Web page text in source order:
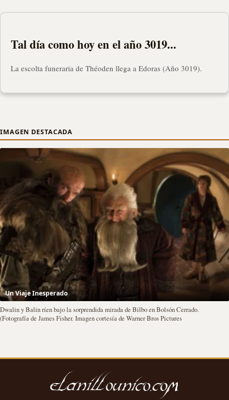
Tal día como hoy en el año 3019...
La escolta funeraria de Théoden llega a Edoras (Año 3019).
IMAGEN DESTACADA
Un Viaje Inesperado
Dwalin y Balin ríen bajo la sorprendida mirada de Bilbo en Bolsón Cerrado.
(Fotografía de James Fisher. Imagen cortesía de Warner Bros Pictures